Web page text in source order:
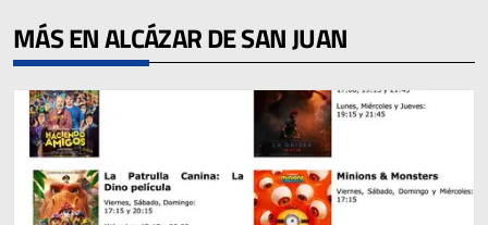
MÁS EN ALCÁZAR DE SAN JUAN